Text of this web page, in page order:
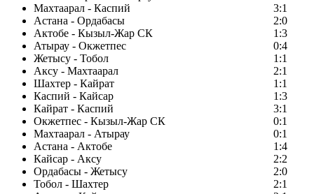
Махтаарал - Каспий
3:1
Астана - Ордабасы
2:0
Актобе - Кызыл-Жар СК
1:3
Атырау - Окжетпес
0:4
Жетысу - Тобол
1:1
Аксу - Махтаарал
2:1
Шахтер - Кайрат
1:1
Каспий - Кайсар
1:3
Кайрат - Каспий
3:1
Окжетпес - Кызыл-Жар СК
0:1
Махтаарал - Атырау
0:1
Астана - Актобе
1:4
Кайсар - Аксу
2:2
Ордабасы - Жетысу
2:0
Тобол - Шахтер
2:1